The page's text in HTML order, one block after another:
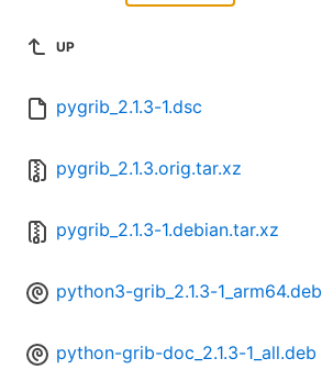
UP
pygrib_2.1.3-1.dsc
pygrib_2.1.3.orig.tar.xz
pygrib_2.1.3-1.debian.tar.xz
python3-grib_2.1.3-1_arm64.deb
python-grib-doc_2.1.3-1_all.deb